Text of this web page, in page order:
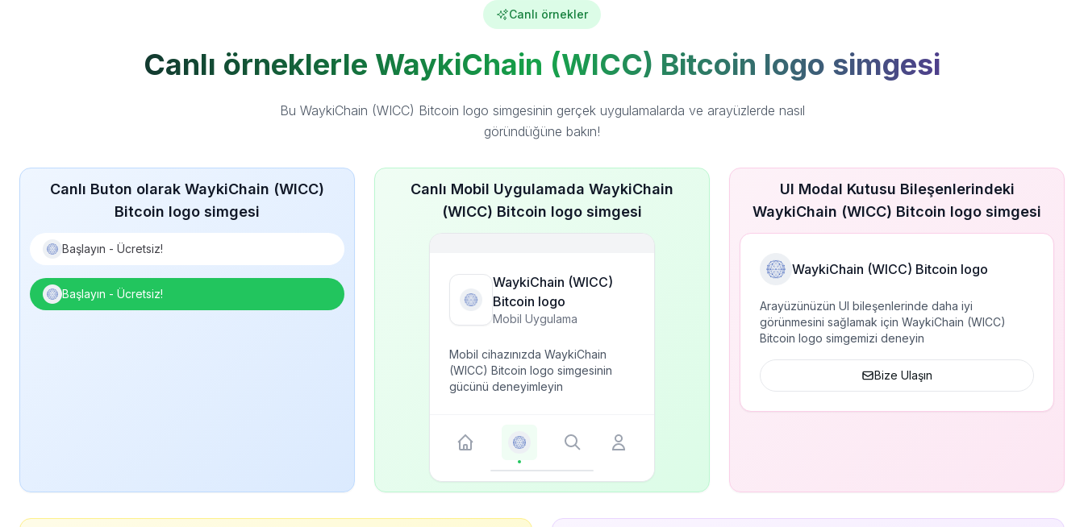
Canlı örnekler
Canlı örneklerle WaykiChain (WICC) Bitcoin logo simgesi
Bu WaykiChain (WICC) Bitcoin logo simgesinin gerçek uygulamalarda ve arayüzlerde nasıl
göründüğüne bakın!
Canlı Buton olarak WaykiChain (WICC)
Bitcoin logo simgesi
Başlayın - Ücretsiz!
Başlayın - Ücretsiz!
Canlı Mobil Uygulamada WaykiChain
(WICC) Bitcoin logo simgesi
WaykiChain (WICC)
Bitcoin logo
Mobil Uygulama
Mobil cihazınızda WaykiChain
(WICC) Bitcoin logo simgesinin
gücünü deneyimleyin
UI Modal Kutusu Bileşenlerindeki
WaykiChain (WICC) Bitcoin logo simgesi
WaykiChain (WICC) Bitcoin logo
Arayüzünüzün UI bileşenlerinde daha iyi
görünmesini sağlamak için WaykiChain (WICC)
Bitcoin logo simgemizi deneyin
Bize Ulaşın